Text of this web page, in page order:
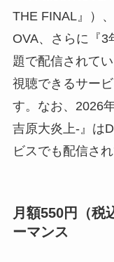
THE FINAL』）
OVA、さらに『3
題で配信されて
視聴できるサー
す。なお、2026
吉原大炎上-』は
ビスでも配信さ
月額550円（税
ーマンス